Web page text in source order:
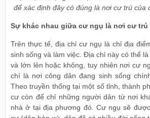
để xác định đây có đúng là nơi cư trú của
Sự khác nhau giữa cư ngụ là nơi cư trú
Trên thực tế, địa chỉ cư ngụ là chỉ địa
sinh sống và làm việc. Địa chỉ này có thể
và lớn lên hoặc không, tuy nhiên nơi cư
chí là nơi công dân đang sinh sống
Theo truyền thống tại một số tỉnh, thành
cư còn để chỉ những người dân từ nơi
nhà ở tại địa phương đó. Cư ngụ sẽ